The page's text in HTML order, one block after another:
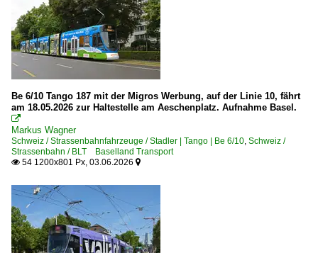
Be 6/10 Tango 187 mit der Migros Werbung, auf der Linie 10, fährt
am 18.05.2026 zur Haltestelle am Aeschenplatz. Aufnahme Basel.

Markus Wagner
Schweiz / Strassenbahnfahrzeuge / Stadler | Tango | Be 6/10, Schweiz /
Strassenbahn / BLT Baselland Transport
 54 1200x801 Px, 03.06.2026 